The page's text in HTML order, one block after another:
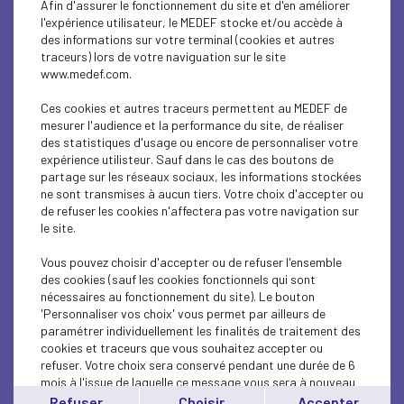
ECONOMY
INTERNATIONAL - EUROPE
ECONOMY
ECONOMY
ECONOMY
ECONOMY
ECONOMY
ECONOMY
ECONOMY
Afin d'assurer le fonctionnement du site et d'en améliorer
l'expérience utilisateur, le MEDEF stocke et/ou accède à
des informations sur votre terminal (cookies et autres
traceurs) lors de votre naviguation sur le site
www.medef.com.
Ces cookies et autres traceurs permettent au MEDEF de
mesurer l'audience et la performance du site, de réaliser
des statistiques d'usage ou encore de personnaliser votre
expérience utilisteur. Sauf dans le cas des boutons de
partage sur les réseaux sociaux, les informations stockées
ne sont transmises à aucun tiers. Votre choix d'accepter ou
de refuser les cookies n'affectera pas votre navigation sur
le site.
Vous pouvez choisir d'accepter ou de refuser l'ensemble
des cookies (sauf les cookies fonctionnels qui sont
nécessaires au fonctionnement du site). Le bouton
'Personnaliser vos choix' vous permet par ailleurs de
paramétrer individuellement les finalités de traitement des
cookies et traceurs que vous souhaitez accepter ou
refuser. Votre choix sera conservé pendant une durée de 6
mois à l'issue de laquelle ce message vous sera à nouveau
affiché..